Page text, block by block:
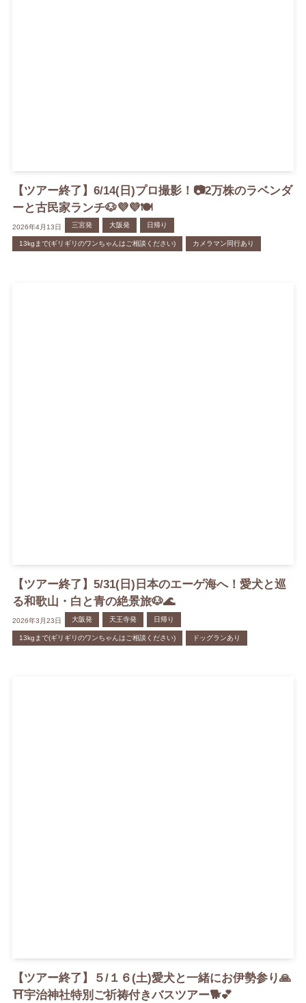
【ツアー終了】6/14(日)プロ撮影！📷2万株のラベンダ
ーと古民家ランチ🐶💜💜🍽
2026年4月13日 三宮発 大阪発 日帰り
13kgまで(ギリギリのワンちゃんはご相談ください) カメラマン同行あり
【ツアー終了】5/31(日)日本のエーゲ海へ！愛犬と巡
る和歌山・白と青の絶景旅🐶🌊
2026年3月23日 大阪発 天王寺発 日帰り
13kgまで(ギリギリのワンちゃんはご相談ください) ドッグランあり
【ツアー終了】５/１６(土)愛犬と一緒にお伊勢参り🙏
⛩️宇治神社特別ご祈祷付きバスツアー🐕💕